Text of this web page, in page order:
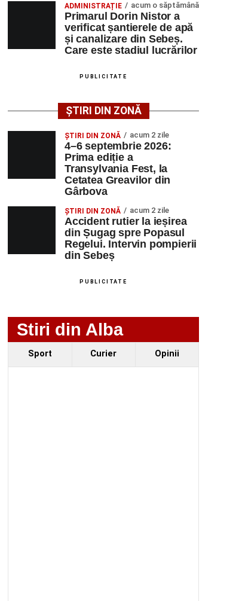
ADMINISTRAȚIE acum o săptămână
Primarul Dorin Nistor a
verificat șantierele de apă
și canalizare din Sebeș.
Care este stadiul lucrărilor
PUBLICITATE
ȘTIRI DIN ZONĂ
ȘTIRI DIN ZONĂ acum 2 zile
4–6 septembrie 2026:
Prima ediție a
Transylvania Fest, la
Cetatea Greavilor din
Gârbova
ȘTIRI DIN ZONĂ acum 2 zile
Accident rutier la ieșirea
din Șugag spre Popasul
Regelui. Intervin pompierii
din Sebeș
PUBLICITATE
Stiri din Alba
Sport Curier Opinii